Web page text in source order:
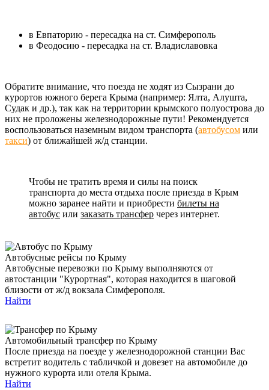
в Евпаторию - пересадка на ст. Симферополь
в Феодосию - пересадка на ст. Владиславовка
Обратите внимание, что поезда не ходят из Сызрани до
курортов южного берега Крыма (например: Ялта, Алушта,
Судак и др.), так как на территории крымского полуострова до
них не проложены железнодорожные пути! Рекомендуется
воспользоваться наземным видом транспорта (автобусом или
такси) от ближайшей ж/д станции.
Чтобы не тратить время и силы на поиск
транспорта до места отдыха после приезда в Крым
можно заранее найти и приобрести билеты на
автобус или заказать трансфер через интернет.
Автобусные рейсы по Крыму
Автобусные перевозки по Крыму выполняются от
автостанции "Курортная", которая находится в шаговой
близости от ж/д вокзала Симферополя.
Найти
Автомобильный трансфер по Крыму
После приезда на поезде у железнодорожной станции Вас
встретит водитель с табличкой и довезет на автомобиле до
нужного курорта или отеля Крыма.
Найти